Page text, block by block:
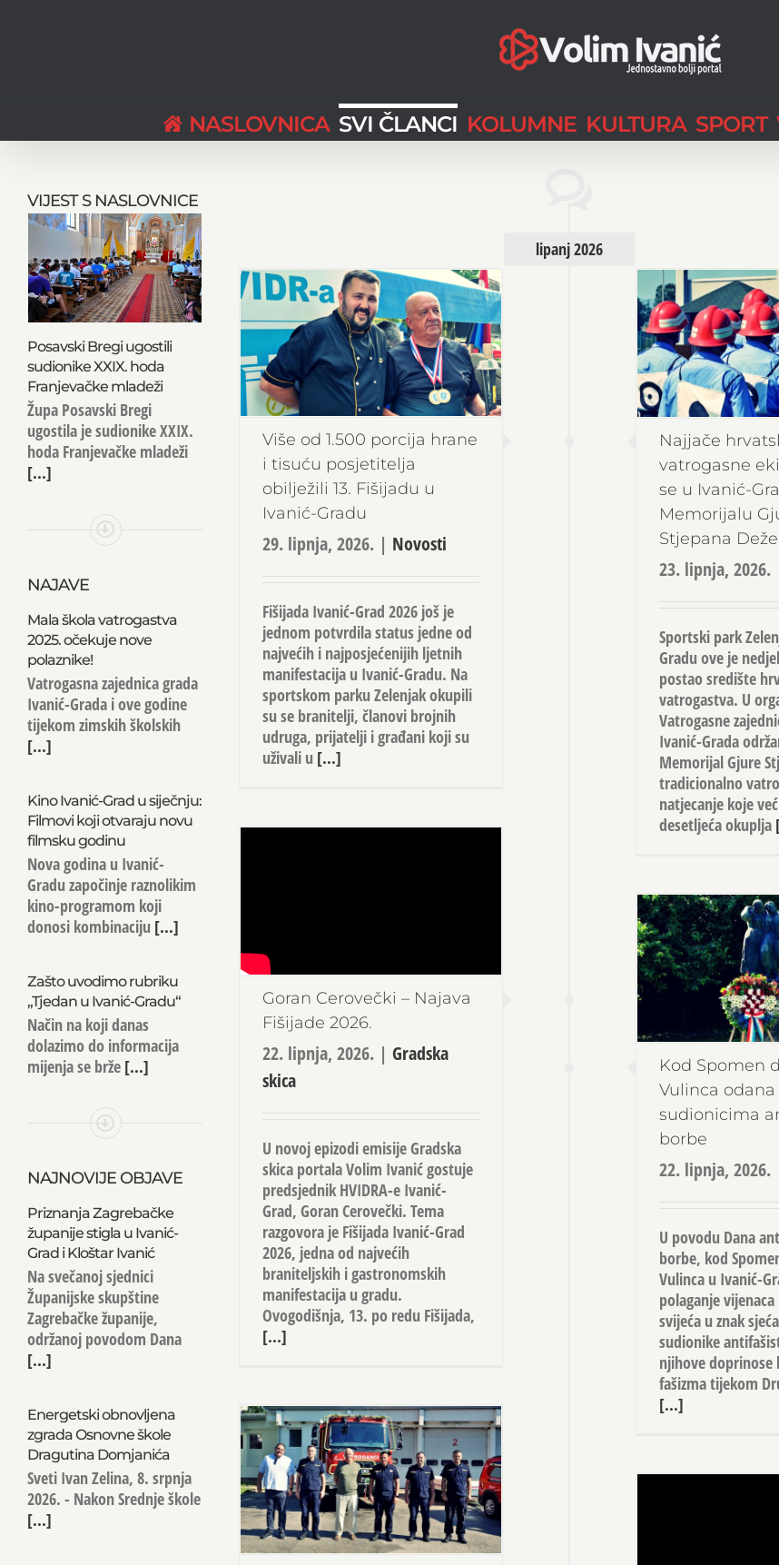
NASLOVNICA SVI ČLANCI KOLUMNE KULTURA SPORT
lipanj 2026
Više od 1.500 porcija hrane
i tisuću posjetitelja
obilježili 13. Fišijadu u
Ivanić-Gradu
29. lipnja, 2026. | Novosti
Fišijada Ivanić-Grad 2026 još je
jednom potvrdila status jedne od
najvećih i najposjećenijih ljetnih
manifestacija u Ivanić-Gradu. Na
sportskom parku Zelenjak okupili
su se branitelji, članovi brojnih
udruga, prijatelji i građani koji su
uživali u [...]
Najjače
vatrogasne
se u Ivanić-
Memorijalu
Stjepana
23. lipnja, 2026.
Sportski park
Gradu ove je
postao središte
vatrogastva. U
Vatrogasne
Ivanić-Grada
Memorijal Gjure
tradicionalno
natjecanje koje
desetljeća okuplja
Goran Cerovečki – Najava
Fišijade 2026.
22. lipnja, 2026. | Gradska
skica
U novoj epizodi emisije Gradska
skica portala Volim Ivanić gostuje
predsjednik HVIDRA-e Ivanić-
Grad, Goran Cerovečki. Tema
razgovora je Fišijada Ivanić-Grad
2026, jedna od najvećih
braniteljskih i gastronomskih
manifestacija u gradu.
Ovogodišnja, 13. po redu Fišijada,
[...]
Kod Spomen
Vulinca
sudionicima
borbe
22. lipnja, 2026.
U povodu Dana
borbe, kod
Vulinca u Ivanić-
polaganje
svijeća u znak
sudionike
njihove
fašizma tijekom
[...]
VIJEST S NASLOVNICE
Posavski Bregi ugostili
sudionike XXIX. hoda
Franjevačke mladeži
Župa Posavski Bregi
ugostila je sudionike XXIX.
hoda Franjevačke mladeži
[...]
NAJAVE
Mala škola vatrogastva
2025. očekuje nove
polaznike!
Vatrogasna zajednica grada
Ivanić-Grada i ove godine
tijekom zimskih školskih
[...]
Kino Ivanić-Grad u siječnju:
Filmovi koji otvaraju novu
filmsku godinu
Nova godina u Ivanić-
Gradu započinje raznolikim
kino-programom koji
donosi kombinaciju [...]
Zašto uvodimo rubriku
„Tjedan u Ivanić-Gradu“
Način na koji danas
dolazimo do informacija
mijenja se brže[...]
NAJNOVIJE OBJAVE
Priznanja Zagrebačke
županije stigla u Ivanić-
Grad i Kloštar Ivanić
Na svečanoj sjednici
Županijske skupštine
Zagrebačke županije,
održanoj povodom Dana
[...]
Energetski obnovljena
zgrada Osnovne škole
Dragutina Domjanića
Sveti Ivan Zelina, 8. srpnja
2026. - Nakon Srednje škole
[...]